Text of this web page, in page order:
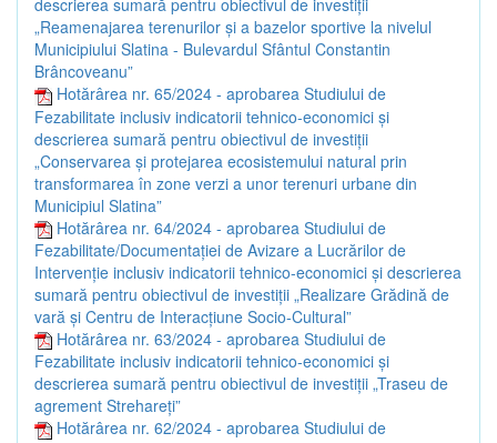
descrierea sumară pentru obiectivul de investiții
„Reamenajarea terenurilor și a bazelor sportive la nivelul
Municipiului Slatina - Bulevardul Sfântul Constantin
Brâncoveanu”
Hotărârea nr. 65/2024 - aprobarea Studiului de
Fezabilitate inclusiv indicatorii tehnico-economici și
descrierea sumară pentru obiectivul de investiții
„Conservarea și protejarea ecosistemului natural prin
transformarea în zone verzi a unor terenuri urbane din
Municipiul Slatina”
Hotărârea nr. 64/2024 - aprobarea Studiului de
Fezabilitate/Documentației de Avizare a Lucrărilor de
Intervenție inclusiv indicatorii tehnico-economici și descrierea
sumară pentru obiectivul de investiții „Realizare Grădină de
vară și Centru de Interacțiune Socio-Cultural”
Hotărârea nr. 63/2024 - aprobarea Studiului de
Fezabilitate inclusiv indicatorii tehnico-economici și
descrierea sumară pentru obiectivul de investiții „Traseu de
agrement Strehareți”
Hotărârea nr. 62/2024 - aprobarea Studiului de